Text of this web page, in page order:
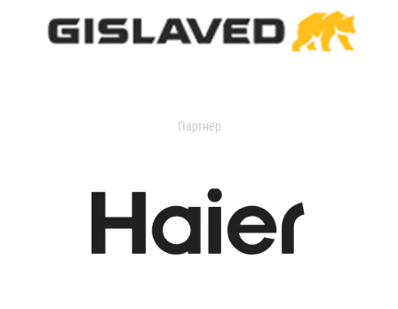
Партнер